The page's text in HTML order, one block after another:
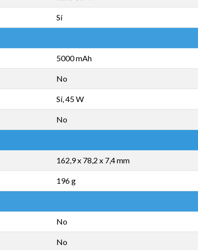
Sí
5000 mAh
No
Sí, 45 W
No
162,9 x 78,2 x 7,4 mm
196 g
No
No